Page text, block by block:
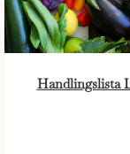
Handlingslista